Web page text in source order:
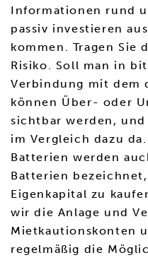
Informationen rund
passiv investieren
kommen. Tragen Sie
Risiko. Soll man in
Verbindung mit dem
können Über- oder
sichtbar werden,
im Vergleich dazu
Batterien werden
Batterien
Eigenkapital zu
wir die Anlage und
Mietkautionskonten
regelmäßig die